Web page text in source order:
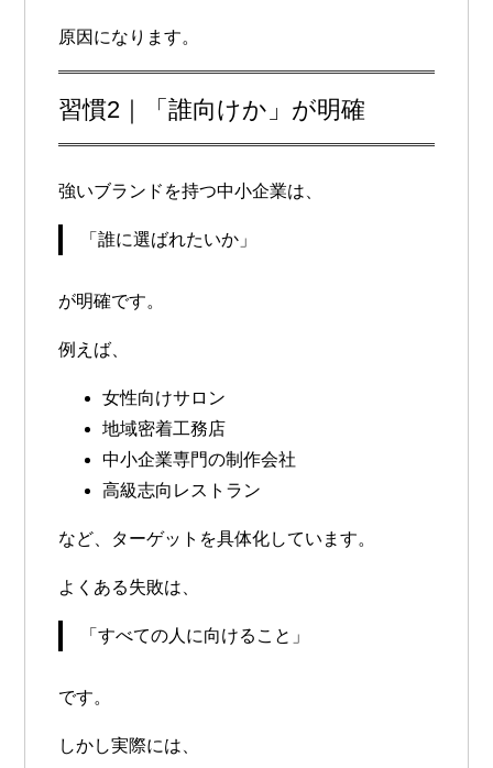
原因になります。
習慣2｜「誰向けか」が明確
強いブランドを持つ中小企業は、
「誰に選ばれたいか」
が明確です。
例えば、
女性向けサロン
地域密着工務店
中小企業専門の制作会社
高級志向レストラン
など、ターゲットを具体化しています。
よくある失敗は、
「すべての人に向けること」
です。
しかし実際には、